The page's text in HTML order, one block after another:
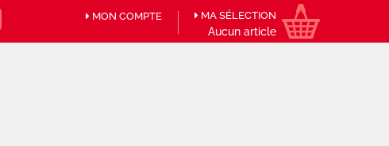
MA SÉLECTION
Aucun article
MON COMPTE